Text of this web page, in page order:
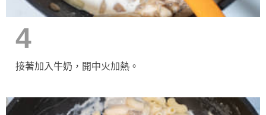
4
接著加入牛奶，開中火加熱。